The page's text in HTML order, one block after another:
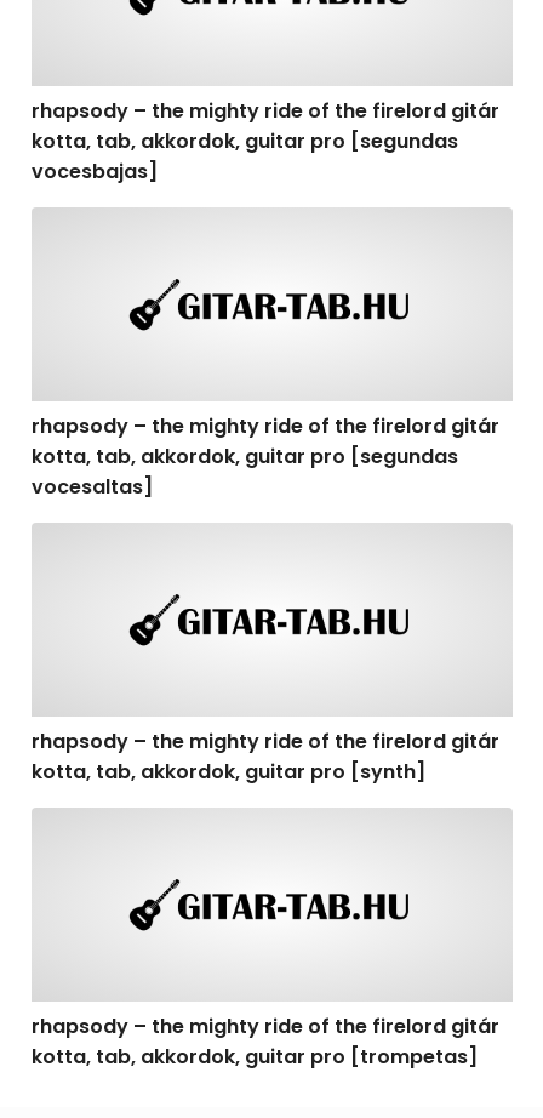
rhapsody – the mighty ride of the firelord gitár
kotta, tab, akkordok, guitar pro [segundas
vocesbajas]
rhapsody – the mighty ride of the firelord gitár
kotta, tab, akkordok, guitar pro [segundas
vocesaltas]
rhapsody – the mighty ride of the firelord gitár
kotta, tab, akkordok, guitar pro [synth]
rhapsody – the mighty ride of the firelord gitár
kotta, tab, akkordok, guitar pro [trompetas]